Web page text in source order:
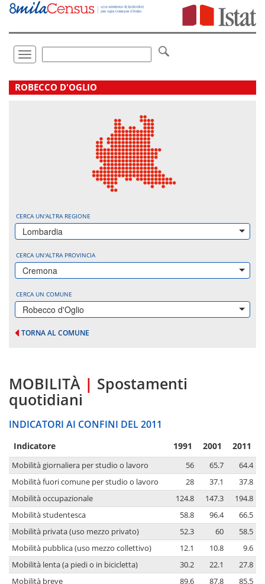
Vai
direttamente
Toggle
navigation
.
ROBECCO D'OGLIO
CERCA UN'ALTRA REGIONE
Lombardia
CERCA UN'ALTRA PROVINCIA
Cremona
CERCA UN COMUNE
Robecco d'Oglio
TORNA AL COMUNE
MOBILITÀ | Spostamenti
quotidiani
INDICATORI AI CONFINI DEL 2011
Indicatore 1991 2001 2011
Mobilità giornaliera per studio o lavoro 56 65.7
64.4
Mobilità fuori comune per studio o lavoro
28 37.1
37.8
Mobilità occupazionale
124.8 147.3
194.8
Mobilità studentesca
58.8 96.4
66.5
Mobilità privata (uso mezzo privato)
52.3 60
58.5
Mobilità pubblica (uso mezzo collettivo)
12.1 10.8
9.6
Mobilità lenta (a piedi o in bicicletta)
30.2 22.1
27.8
Mobilità breve
89.6 87.8
85.5